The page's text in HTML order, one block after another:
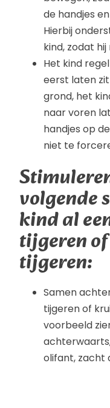
de handjes
Hierbij
kind, zodat
Het kind
eerst laten
grond, het
naar voren
handjes op
niet te
volgende
kind al
tijgeren
tijgeren:
Samen
tijgeren of
voorbeeld
olifant, zacht